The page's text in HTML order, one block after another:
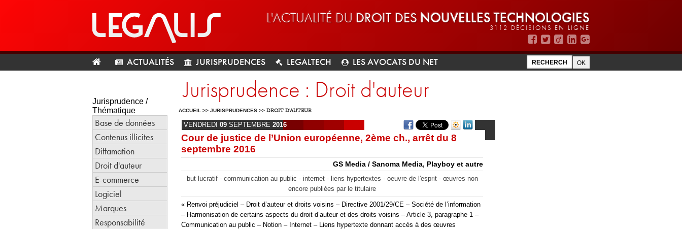
L'ACTUALITÉ DU DROIT DES NOUVELLES TECHNOLOGIES
3112 DÉCISIONS EN LIGNE
ACTUALITÉS JURISPRUDENCES LEGALTECH LES AVOCATS DU NET
Jurisprudence /
Thématique
Base de données
Contenus illicites
Diffamation
Droit d'auteur
E-commerce
Logiciel
Marques
Responsabilité
Jurisprudence : Droit d'auteur
ACCUEIL >> JURISPRUDENCES >> DROIT D'AUTEUR
VENDREDI 09 SEPTEMBRE 2016
Cour de justice de l’Union européenne, 2ème ch., arrêt du 8
septembre 2016
GS Media / Sanoma Media, Playboy et autre
but lucratif - communication au public - internet - liens hypertextes - oeuvre de l'esprit - œuvres non
encore publiées par le titulaire
« Renvoi préjudiciel – Droit d’auteur et droits voisins – Directive 2001/29/CE – Société de l’information
– Harmonisation de certains aspects du droit d’auteur et des droits voisins – Article 3, paragraphe 1 –
Communication au public – Notion – Internet – Liens hypertexte donnant accès à des œuvres